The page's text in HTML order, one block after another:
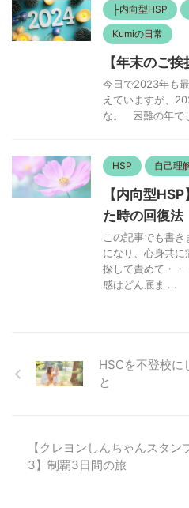
├内向型HSP
Kumiの日常
【年末のご
今日で2023年も
えていますが、
な。 困難の年で
HSP 自己理
【内向型
た時の回復法
この記事でも書
になり、心身共
探して責めて・・
感はどん底ま ...
HSCを不登校に
と
【クレヨンしんちゃんスタン
3】制覇3日間の旅